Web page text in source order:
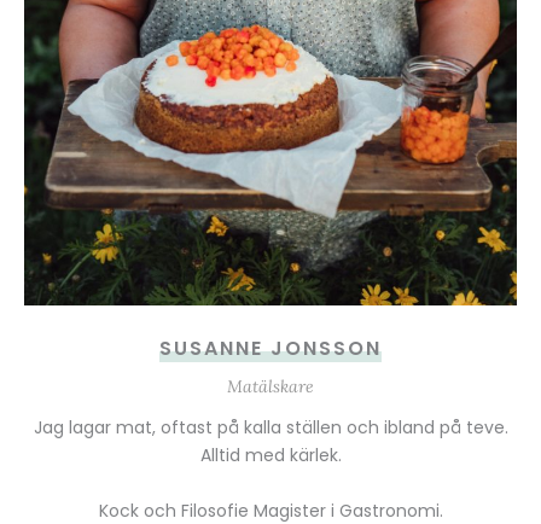
SUSANNE JONSSON
Matälskare
Jag lagar mat, oftast på kalla ställen och ibland på teve.
Alltid med kärlek.
Kock och Filosofie Magister i Gastronomi.